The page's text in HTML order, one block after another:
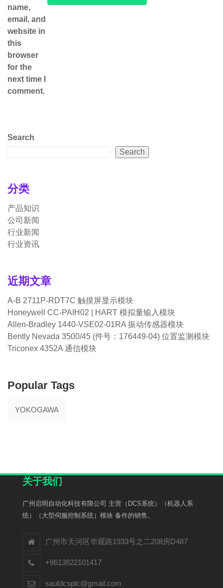
name,
email, and
website in
this
browser
for the
next time I
comment.
Search
Search
分类
产品知识
公司新闻
行业新闻
行业资讯
近期文章
A-B 2711P-RDT7C 触摸屏显示模块
Honeywell CC-PAIH02 | HART 模拟量输入模块
Allen-Bradley 1440-VSE02-01RA 振动传感器模块
Bently Nevada 3500/45 (件号：176449-04) 位置监测模块
Triconex 4352A 通信模块
Popular Tags
YOKOGAWA
关于我们
广州启明自动化科技有限公司 主营（DCS系统）（机器人系
统）（大型伺服控制系统）模块 备件的销售。
广州市天河区华观路1933号之二208房D487
+8613822101417
sauldcsplc@gmail.com